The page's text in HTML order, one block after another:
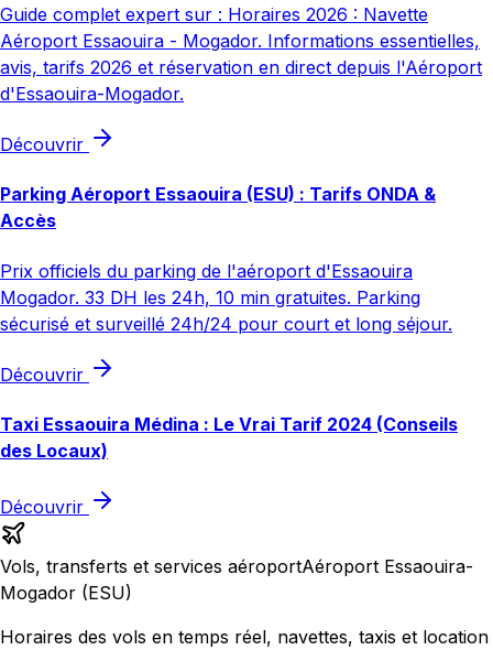
Guide complet expert sur : Horaires 2026 : Navette
Aéroport Essaouira - Mogador. Informations essentielles,
avis, tarifs 2026 et réservation en direct depuis l'Aéroport
d'Essaouira-Mogador.
Découvrir
Parking Aéroport Essaouira (ESU) : Tarifs ONDA &
Accès
Prix officiels du parking de l'aéroport d'Essaouira
Mogador. 33 DH les 24h, 10 min gratuites. Parking
sécurisé et surveillé 24h/24 pour court et long séjour.
Découvrir
Taxi Essaouira Médina : Le Vrai Tarif 2024 (Conseils
des Locaux)
Découvrir
Vols, transferts et services aéroportAéroport Essaouira-
Mogador (ESU)
Horaires des vols en temps réel, navettes, taxis et location